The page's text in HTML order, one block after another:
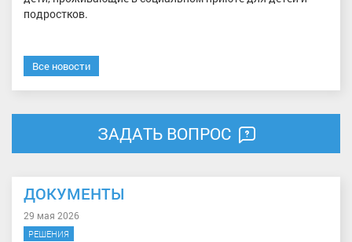
подростков.
Все новости
ЗАДАТЬ ВОПРОС
ДОКУМЕНТЫ
29 мая 2026
РЕШЕНИЯ